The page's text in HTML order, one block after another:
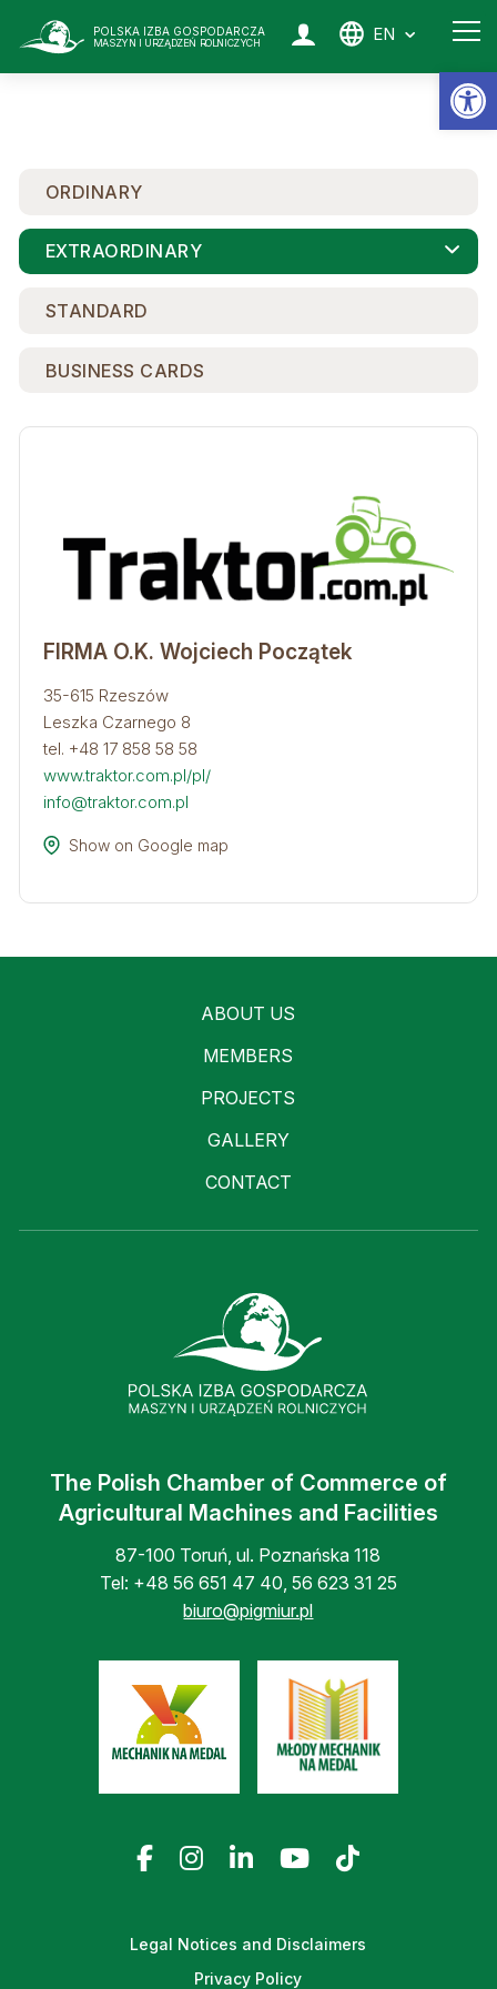
POLSKA IZBA GOSPODARCZA
MASZYN I URZĄDZEŃ ROLNICZYCH EN
ORDINARY
EXTRAORDINARY
STANDARD
BUSINESS CARDS
FIRMA O.K. Wojciech Początek
35-615 Rzeszów
Leszka Czarnego 8
tel. +48 17 858 58 58
www.traktor.com.pl/pl/
info@traktor.com.pl
Show on Google map
ABOUT US
MEMBERS
PROJECTS
GALLERY
CONTACT
The Polish Chamber of Commerce of
Agricultural Machines and Facilities
87-100 Toruń, ul. Poznańska 118
Tel: +48 56 651 47 40, 56 623 31 25
biuro@pigmiur.pl
Legal Notices and Disclaimers
Privacy Policy